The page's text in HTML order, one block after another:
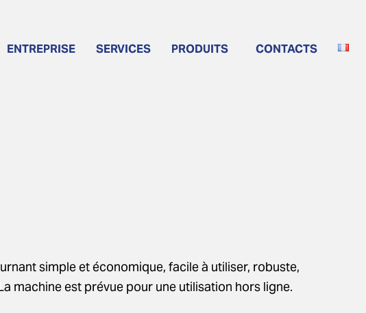
ENTREPRISE SERVICES PRODUITS CONTACTS
simple et économique, facile à utiliser, robuste,
machine est prévue pour une utilisation hors ligne.